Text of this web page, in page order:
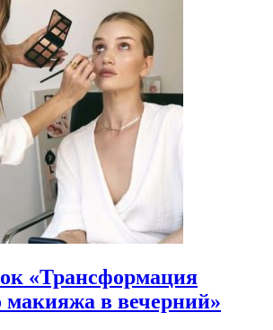
«Трансформация
макияжа в вечерний»